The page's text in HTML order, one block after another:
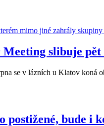
slibuje pět
se v lázních u Klatov
postižené, bude i